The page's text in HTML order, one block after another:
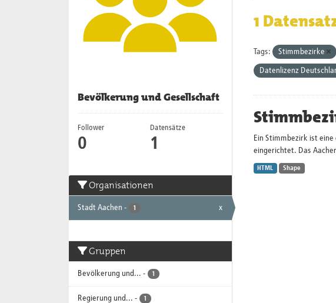
Bevölkerung und Gesellschaft
Follower
0
Datensätze
1
Organisationen
Stadt Aachen - 1 x
Gruppen
Bevölkerung und... - 1
Regierung und... - 1
1
Tags: Stimmbezirke
Datenlizenz
Ein Stimmbezirk ist
eingerichtet. Das
HTML Shape